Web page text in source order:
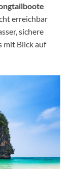
erreichbar
sichere
mit Blick auf